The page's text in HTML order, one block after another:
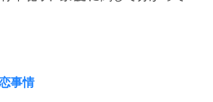
事情